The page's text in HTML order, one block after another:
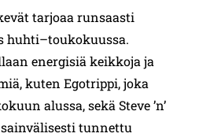
tarjoaa runsaasti
huhti–toukokuussa.
energisiä keikkoja ja
kuten Egotrippi, joka
alussa, sekä Steve ’n’
tunnettu